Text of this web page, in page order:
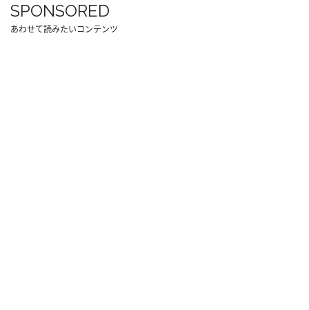
SPONSORED
あわせて読みたいコンテンツ